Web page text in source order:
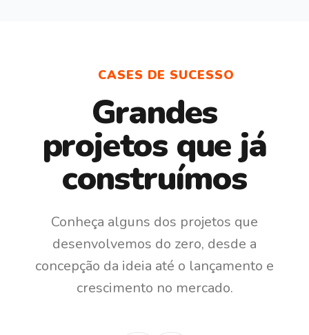
CASES DE SUCESSO
Grandes
projetos que já
construímos
Conheça alguns dos projetos que
desenvolvemos do zero, desde a
concepção da ideia até o lançamento e
crescimento no mercado.